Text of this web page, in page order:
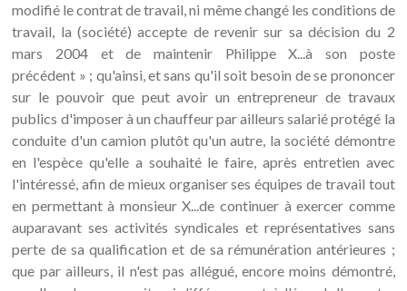
modifié le contrat de travail, ni même changé les conditions de
travail, la (société) accepte de revenir sur sa décision du 2
mars 2004 et de maintenir Philippe X...à son poste
précédent » ; qu'ainsi, et sans qu'il soit besoin de se prononcer
sur le pouvoir que peut avoir un entrepreneur de travaux
publics d'imposer à un chauffeur par ailleurs salarié protégé la
conduite d'un camion plutôt qu'un autre, la société démontre
en l'espèce qu'elle a souhaité le faire, après entretien avec
l'intéressé, afin de mieux organiser ses équipes de travail tout
en permettant à monsieur X...de continuer à exercer comme
auparavant ses activités syndicales et représentatives sans
perte de sa qualification et de sa rémunération antérieures ;
que par ailleurs, il n'est pas allégué, encore moins démontré,